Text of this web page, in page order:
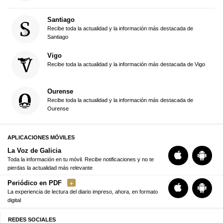
Santiago
Recibe toda la actualidad y la información más destacada de
Santiago
Vigo
Recibe toda la actualidad y la información más destacada de Vigo
Ourense
Recibe toda la actualidad y la información más destacada de
Ourense
APLICACIONES MÓVILES
La Voz de Galicia
Toda la información en tu móvil. Recibe notificaciones y no te
pierdas la actualidad más relevante
Periódico en PDF
La experiencia de lectura del diario impreso, ahora, en formato
digital
REDES SOCIALES